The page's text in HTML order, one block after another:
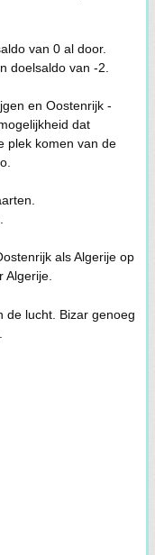
van 0 al door.
doelsaldo van -2.
en Oostenrijk -
dat
plek komen van de
als Algerije op
de lucht. Bizar genoeg